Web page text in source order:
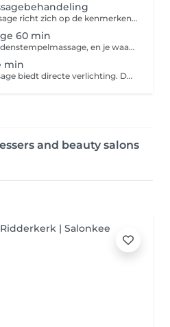
Een traditionele Thaise massage richt zich op de kenmerken van rollen, knijpen, buigen, trekken, persen en gebruik maken van warmte, die algemeen bekend staat als traditionele Thaise massage. Deze massage is niet alleen geschikt om de pijn te behandelen maar is ook goed voor de algehele gezondheid van het lichaam. De massage heeft rechtstreeks invloed op lichaam en geest door gebruik te maken van artistieke aanraking. Bij de traditionele Thaise massage wordt geen gebruik gemaakt van massageolie en wordt daarom over het algemeen ervaren als een wat hardere massage.
60 min
Sluit je ogen tijdens een kruidenstempelmassage, en je waant je meteen in Thailand. De masseuse gebruikt warme bundels gevuld met geneeskrachtige Thaise kruiden. Alleen al de geur zorgt voor directe ontspanning.
min
Een nek-schouder-rugmassage biedt directe verlichting. Door de massage worden diepe weefsels losgemaakt, waardoor de bloedcirculatie in het gevoelige gebied verbetert. Dit helpt om spanning te verminderen, blokkades op te heffen en de flexibiliteit en mobiliteit van de spieren te verbeteren.
and beauty salons